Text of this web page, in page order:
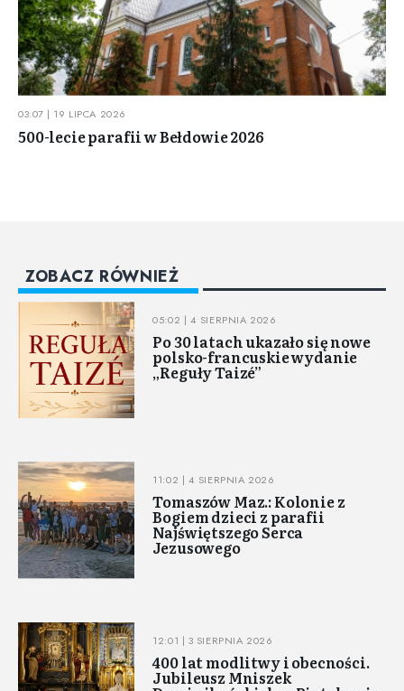
03:07 | 19 LIPCA 2026
500-lecie parafii w Bełdowie 2026
ZOBACZ RÓWNIEŻ
05:02 | 4 SIERPNIA 2026
Po 30 latach ukazało się nowe
polsko-francuskie wydanie
„Reguły Taizé”
11:02 | 4 SIERPNIA 2026
Tomaszów Maz.: Kolonie z
Bogiem dzieci z parafii
Najświętszego Serca
Jezusowego
12:01 | 3 SIERPNIA 2026
400 lat modlitwy i obecności.
Jubileusz Mniszek